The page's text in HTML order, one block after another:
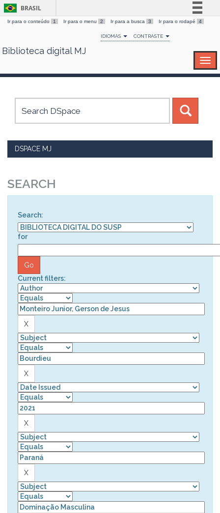
Skip
BRASIL
Simplifique!
Comunica BR
Canais
Ir para o conteúdo 1 Ir para o menu 2 Ir para a busca 3 Ir para o rodapé 4
IDIOMAS CONTRASTE
Biblioteca digital MJ
DSPACE MJ
SEARCH
Search:
for
Current filters: